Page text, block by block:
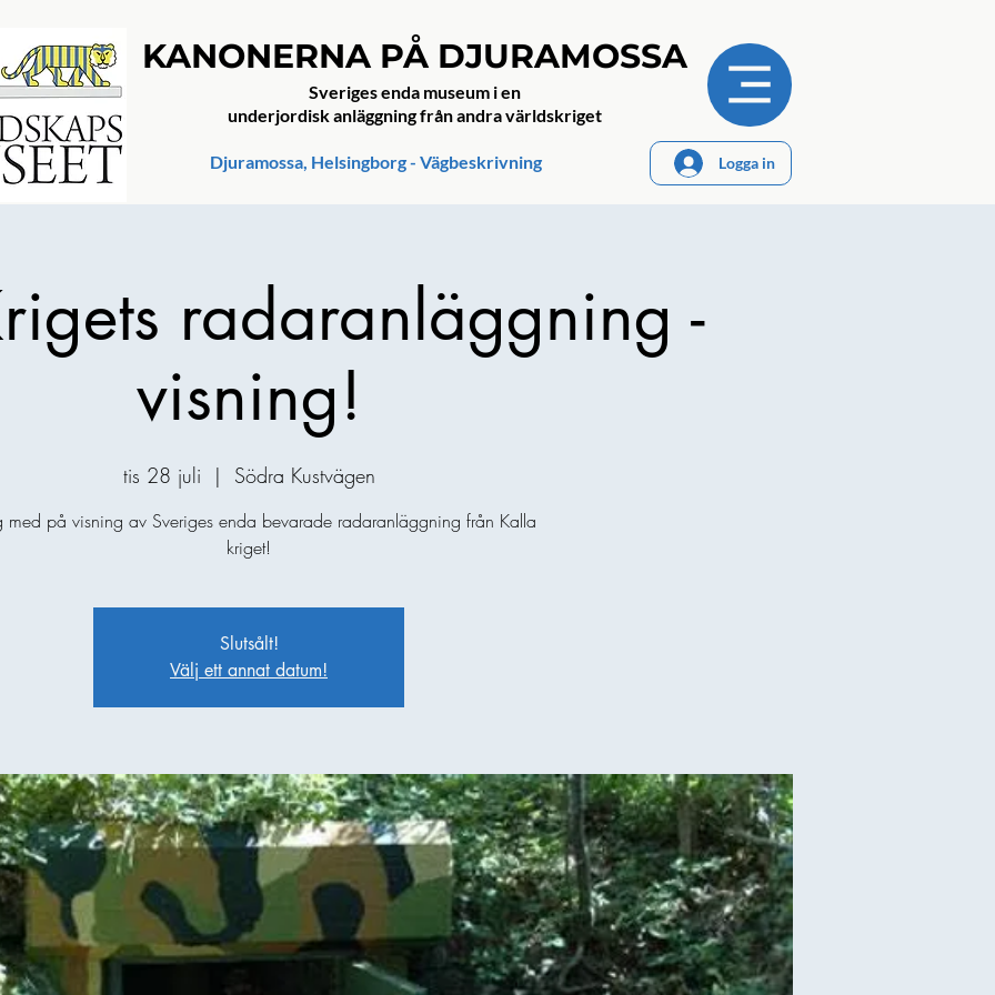
KANONERNA PÅ DJURAMOSSA
Sveriges enda museum i en
underjordisk anläggning från andra världskriget
Djuramossa, Helsingborg - Vägbeskrivning Logga in
radaranläggning -
visning!
tis 28 juli
  |
Södra Kustvägen
med på visning av Sveriges enda bevarade radaranläggning från Kalla
kriget!
Slutsålt!
Välj ett annat datum!